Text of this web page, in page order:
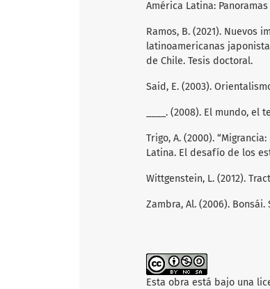
América Latina:
Ramos, B. (2021). Nuevos
latinoamericanas
de Chile. Tesis doctoral.
Said, E. (2003).
____. (2008). El mundo,
Trigo, A. (2000).
Latina. El desafío de los
Wittgenstein, L. (2012).
Zambra, Al. (2006). Bonsái.
Esta obra está bajo una